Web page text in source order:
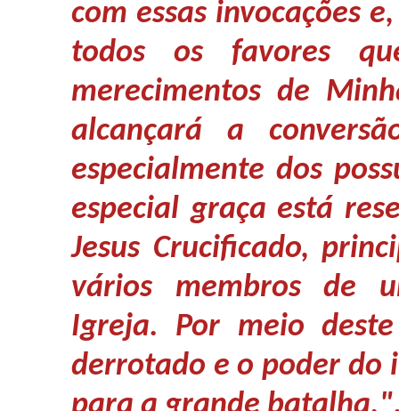
com essas invocações
todos os favores
merecimentos de
alcançará a
especialmente dos
especial graça está
Jesus Crucificado,
vários membros de
Igreja. Por meio
derrotado e o poder do